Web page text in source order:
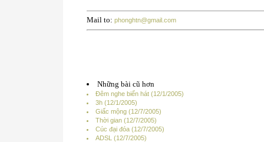
Mail to: phonghtn@gmail.com
Những bài cũ hơn
Đêm nghe biển hát (12/1/2005)
3h (12/1/2005)
Giấc mộng (12/7/2005)
Thời gian (12/7/2005)
Cúc đại đóa (12/7/2005)
ADSL (12/7/2005)